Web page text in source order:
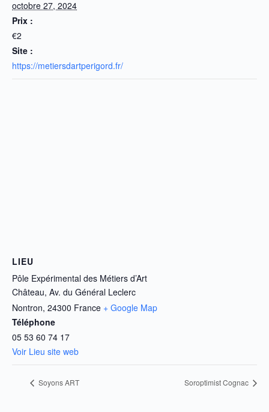
octobre 27, 2024
Prix :
€2
Site :
https://metiersdartperigord.fr/
LIEU
Pôle Expérimental des Métiers d’Art
Château, Av. du Général Leclerc
Nontron, 24300 France + Google Map
Téléphone
05 53 60 74 17
Voir Lieu site web
Soyons ART Soroptimist Cognac